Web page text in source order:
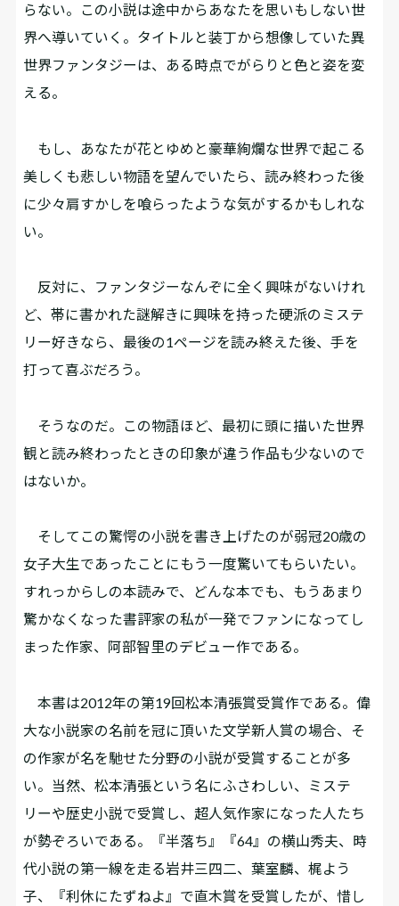
らない。この小説は途中からあなたを思いもしない世
界へ導いていく。タイトルと装丁から想像していた異
世界ファンタジーは、ある時点でがらりと色と姿を変
える。
もし、あなたが花とゆめと豪華絢爛な世界で起こる
美しくも悲しい物語を望んでいたら、読み終わった後
に少々肩すかしを喰らったような気がするかもしれな
い。
反対に、ファンタジーなんぞに全く興味がないけれ
ど、帯に書かれた謎解きに興味を持った硬派のミステ
リー好きなら、最後の1ページを読み終えた後、手を
打って喜ぶだろう。
そうなのだ。この物語ほど、最初に頭に描いた世界
観と読み終わったときの印象が違う作品も少ないので
はないか。
そしてこの驚愕の小説を書き上げたのが弱冠20歳の
女子大生であったことにもう一度驚いてもらいたい。
すれっからしの本読みで、どんな本でも、もうあまり
驚かなくなった書評家の私が一発でファンになってし
まった作家、阿部智里のデビュー作である。
本書は2012年の第19回松本清張賞受賞作である。偉
大な小説家の名前を冠に頂いた文学新人賞の場合、そ
の作家が名を馳せた分野の小説が受賞することが多
い。当然、松本清張という名にふさわしい、ミステ
リーや歴史小説で受賞し、超人気作家になった人たち
が勢ぞろいである。『半落ち』『64』の横山秀夫、時
代小説の第一線を走る岩井三四二、葉室麟、梶よう
子、『利休にたずねよ』で直木賞を受賞したが、惜し